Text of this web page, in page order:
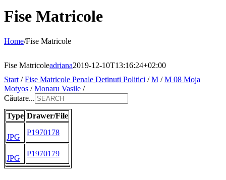
Fise Matricole
Home/Fise Matricole
Fise Matricoleadriana2019-12-10T13:16:24+02:00
Start /Fise Matricole Penale Detinuti Politici /M /M 08 Moja
Motyos /Monaru Vasile /
Căutare...
Type Drawer/File
JPG
P1970178
JPG
P1970179